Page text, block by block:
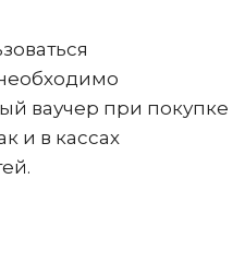
ваучер при покупке
и в кассах